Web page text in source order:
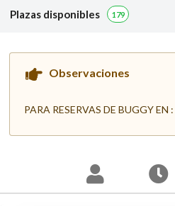
Plazas disponibles 179
Observaciones
PARA RESERVAS DE BUGGY EN :